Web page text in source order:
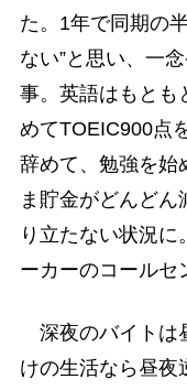
た。1年で同期の
ない”と思い、一
事。英語はもとも
めてTOEIC900点
辞めて、勉強を始
ま貯金がどんど
り立たない状況に
ーカーのコールセ
深夜のバイトは
けの生活なら昼夜